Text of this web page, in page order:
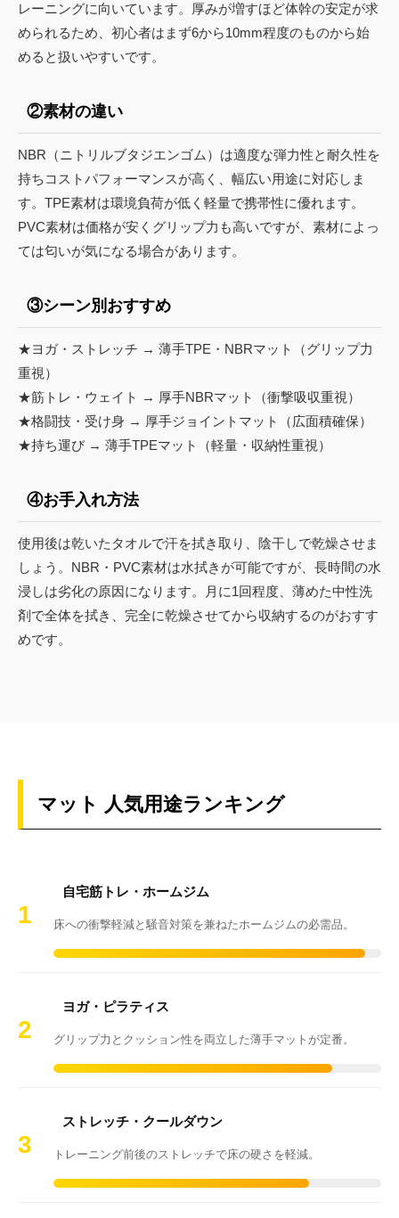
レーニングに向いています。厚みが増すほど体幹の安定が求
められるため、初心者はまず6から10mm程度のものから始
めると扱いやすいです。
②素材の違い
NBR（ニトリルブタジエンゴム）は適度な弾力性と耐久性を
持ちコストパフォーマンスが高く、幅広い用途に対応しま
す。TPE素材は環境負荷が低く軽量で携帯性に優れます。
PVC素材は価格が安くグリップ力も高いですが、素材によっ
ては匂いが気になる場合があります。
③シーン別おすすめ
★ヨガ・ストレッチ → 薄手TPE・NBRマット（グリップ力
重視）
★筋トレ・ウェイト → 厚手NBRマット（衝撃吸収重視）
★格闘技・受け身 → 厚手ジョイントマット（広面積確保）
★持ち運び → 薄手TPEマット（軽量・収納性重視）
④お手入れ方法
使用後は乾いたタオルで汗を拭き取り、陰干しで乾燥させま
しょう。NBR・PVC素材は水拭きが可能ですが、長時間の水
浸しは劣化の原因になります。月に1回程度、薄めた中性洗
剤で全体を拭き、完全に乾燥させてから収納するのがおすす
めです。
マット 人気用途ランキング
1
自宅筋トレ・ホームジム
床への衝撃軽減と騒音対策を兼ねたホームジムの必需品。
2
ヨガ・ピラティス
グリップ力とクッション性を両立した薄手マットが定番。
3
ストレッチ・クールダウン
トレーニング前後のストレッチで床の硬さを軽減。